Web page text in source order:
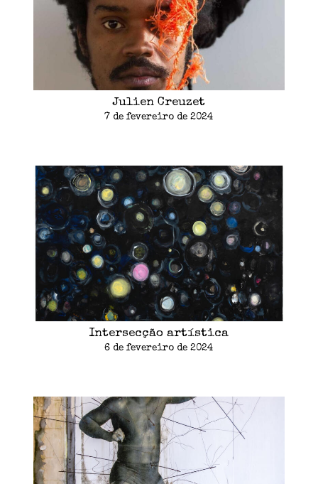
Julien Creuzet
7 de fevereiro de 2024
Intersecção artística
6 de fevereiro de 2024